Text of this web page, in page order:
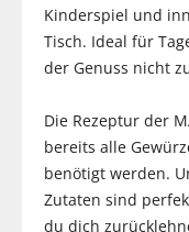
Kinderspiel und
Tisch. Ideal für
der Genuss nicht
Die Rezeptur der
bereits alle
benötigt werden.
Zutaten sind
du dich